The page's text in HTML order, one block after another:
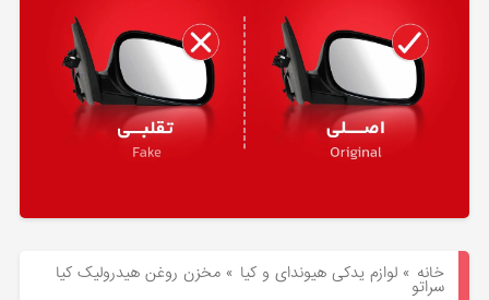
خانه »لوازم یدکی هیوندای و کیا »مخزن روغن هیدرولیک کیا
سراتو